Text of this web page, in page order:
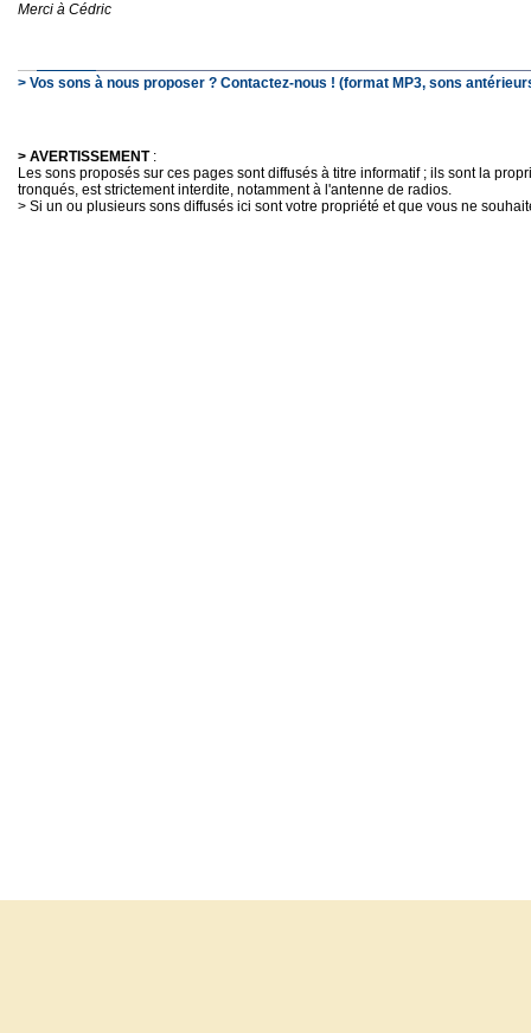
Merci à Cédric
> Vos sons à nous proposer ? Contactez-nous ! (format MP3, sons
> AVERTISSEMENT:
Les sons proposés sur ces pages sont diffusés à titre informatif ; ils sont la
tronqués, est strictement interdite, notamment à l'antenne de radios.
> Si un ou plusieurs sons diffusés ici sont votre propriété et que vous ne